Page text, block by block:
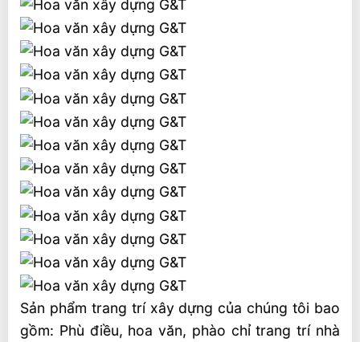
Sản phẩm trang trí xây dựng của chúng tôi bao
gồm: Phù điều, hoa văn, phào chỉ trang trí nhà